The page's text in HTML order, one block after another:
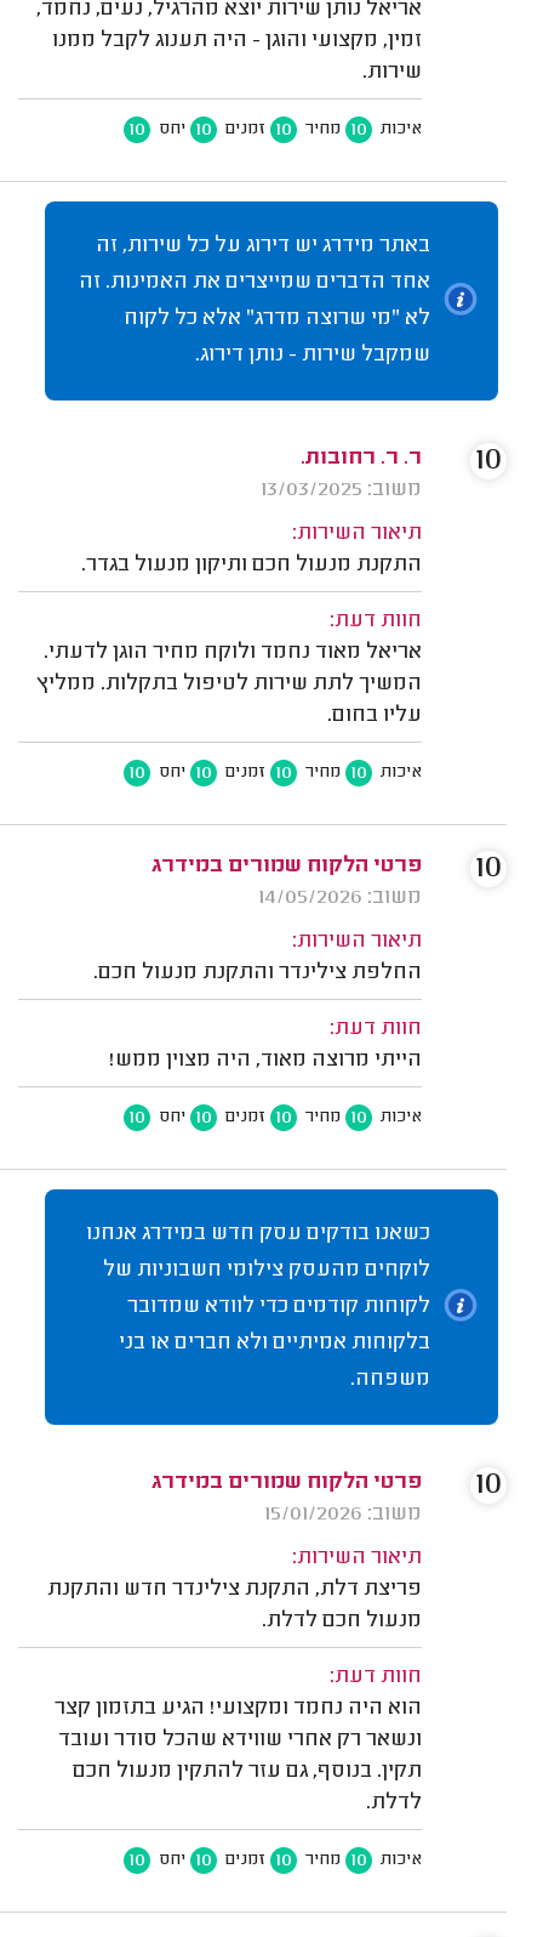
אריאל נותן שירות יוצא מהרגיל, נעים, נחמד,
זמין, מקצועי והוגן - היה תענוג לקבל ממנו
שירות.
איכות 10 מחיר 10 זמנים 10 יחס 10
באתר מידרג יש דירוג על כל שירות, זה
אחד הדברים שמייצרים את האמינות. זה
לא "מי שרוצה מדרג" אלא כל לקוח
שמקבל שירות - נותן דירוג.
ר. ר. רחובות.
משוב: 13/03/2025
תיאור השירות:
התקנת מנעול חכם ותיקון מנעול בגדר.
חוות דעת:
אריאל מאוד נחמד ולוקח מחיר הוגן לדעתי.
המשיך לתת שירות לטיפול בתקלות. ממליץ
עליו בחום.
איכות 10 מחיר 10 זמנים 10 יחס 10
10
פרטי הלקוח שמורים במידרג
משוב: 14/05/2026
תיאור השירות:
החלפת צילינדר והתקנת מנעול חכם.
חוות דעת:
הייתי מרוצה מאוד, היה מצוין ממש!
איכות 10 מחיר 10 זמנים 10 יחס 10
10
כשאנו בודקים עסק חדש במידרג אנחנו
לוקחים מהעסק צילומי חשבוניות של
לקוחות קודמים כדי לוודא שמדובר
בלקוחות אמיתיים ולא חברים או בני
משפחה.
פרטי הלקוח שמורים במידרג
משוב: 15/01/2026
תיאור השירות:
פריצת דלת, התקנת צילינדר חדש והתקנת
מנעול חכם לדלת.
חוות דעת:
הוא היה נחמד ומקצועי! הגיע בתזמון קצר
ונשאר רק אחרי שווידא שהכל סודר ועובד
תקין. בנוסף, גם עזר להתקין מנעול חכם
לדלת.
איכות 10 מחיר 10 זמנים 10 יחס 10
10